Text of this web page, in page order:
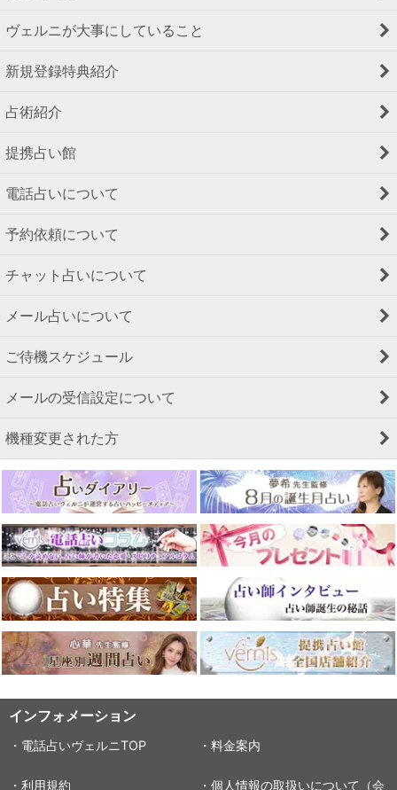
ヴェルニが大事にしていること
新規登録特典紹介
占術紹介
提携占い館
電話占いについて
予約依頼について
チャット占いについて
メール占いについて
ご待機スケジュール
メールの受信設定について
機種変更された方
インフォメーション
・電話占いヴェルニTOP ・料金案内
・利用規約 ・個人情報の取扱いについて（会